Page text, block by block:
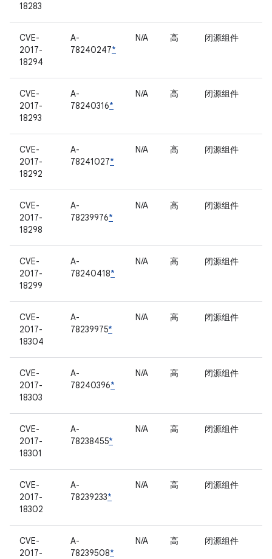
18283
CVE-
2017-
18294
A-
78240247*
N/A 高 闭源组件
CVE-
2017-
18293
A-
78240316*
N/A 高 闭源组件
CVE-
2017-
18292
A-
78241027*
N/A 高 闭源组件
CVE-
2017-
18298
A-
78239976*
N/A 高 闭源组件
CVE-
2017-
18299
A-
78240418*
N/A 高 闭源组件
CVE-
2017-
18304
A-
78239975*
N/A 高 闭源组件
CVE-
2017-
18303
A-
78240396*
N/A 高 闭源组件
CVE-
2017-
18301
A-
78238455*
N/A 高 闭源组件
CVE-
2017-
18302
A-
78239233*
N/A 高 闭源组件
CVE-
2017-
A-
78239508*
N/A 高 闭源组件